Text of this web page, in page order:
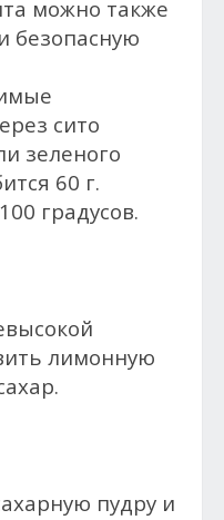
можно также
безопасную
сито
зеленого
60 г.
градусов.
лимонную
пудру и